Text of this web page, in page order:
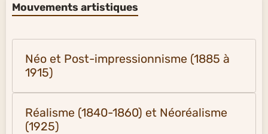
Mouvements artistiques
Néo et Post-impressionnisme (1885 à
1915)
Réalisme (1840-1860) et Néoréalisme
(1925)